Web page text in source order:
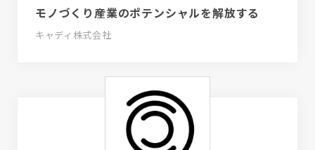
モノづくり産業のポテンシャルを解放する
キャディ株式会社